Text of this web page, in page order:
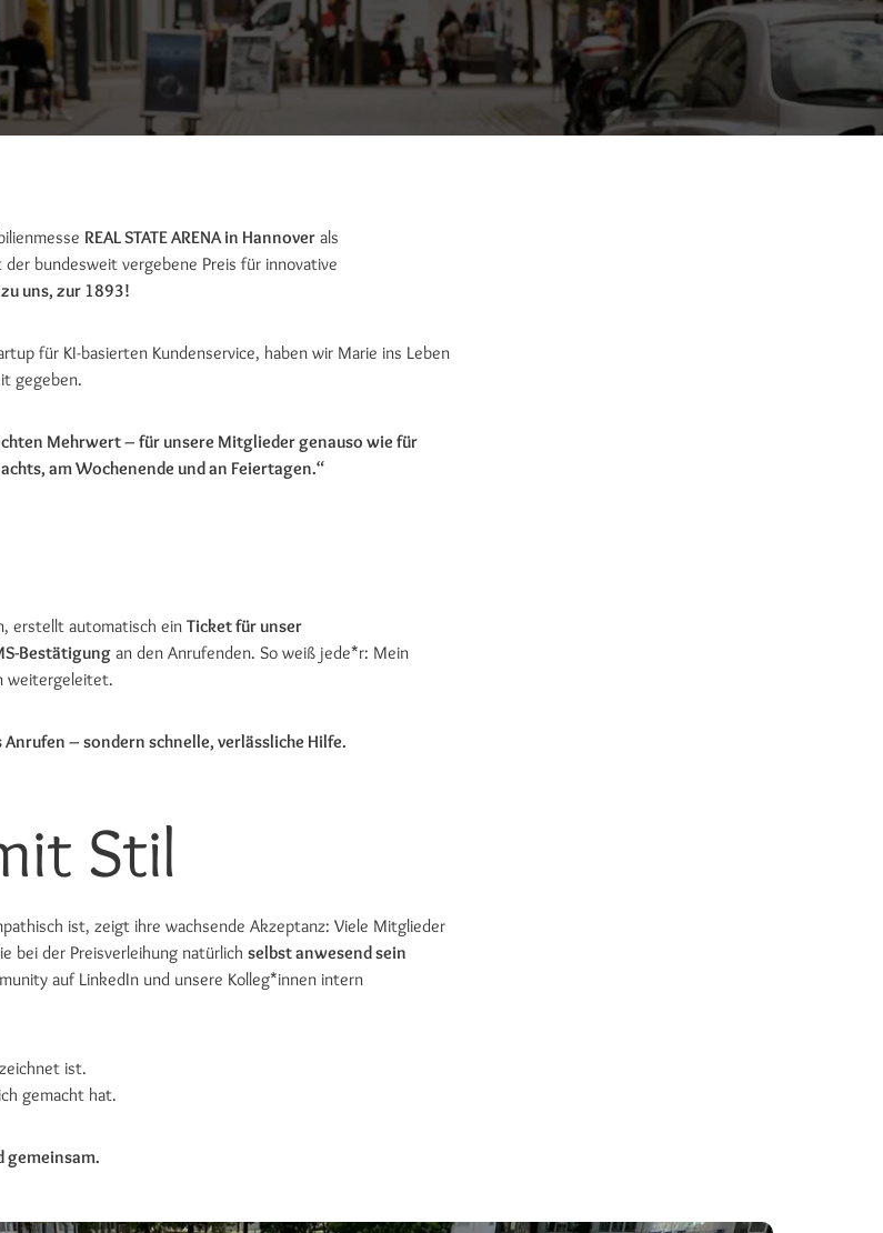
REAL STATE ARENA in Hannover als
bundesweit vergebene Preis für innovative
uns, zur 1893!
für KI-basierten Kundenservice, haben wir Marie ins Leben
gegeben.
Mehrwert – für unsere Mitglieder genauso wie für
am Wochenende und an Feiertagen.“
erstellt automatisch einTicket für unser
Bestätigung an den Anrufenden. So weiß jede*r: Mein
weitergeleitet.
– sondern schnelle, verlässliche Hilfe.
Stil
ist, zeigt ihre wachsende Akzeptanz: Viele Mitglieder
bei der Preisverleihung natürlichselbst anwesend sein
auf LinkedIn und unsere Kolleg*innen intern
ist.
gemacht hat.
gemeinsam.